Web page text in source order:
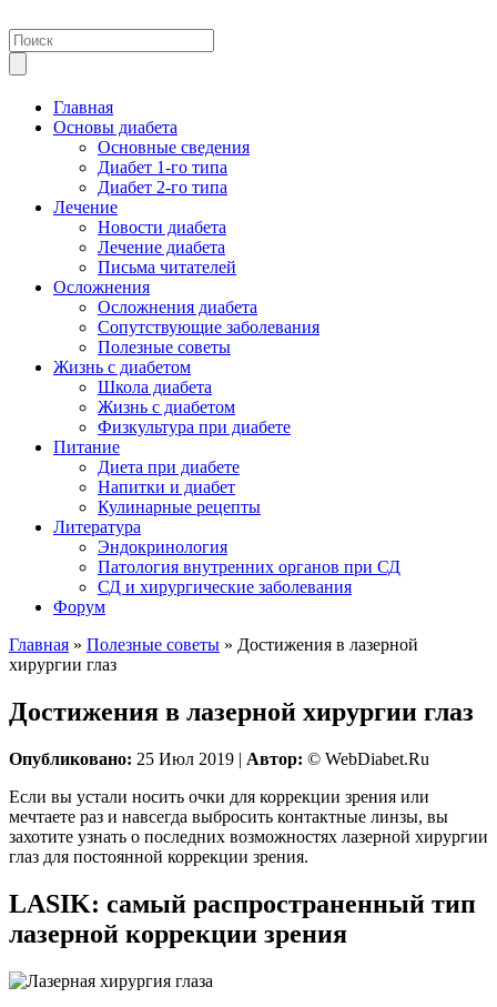
Главная
Основы диабета
Основные сведения
Диабет 1-го типа
Диабет 2-го типа
Лечение
Новости диабета
Лечение диабета
Письма читателей
Осложнения
Осложнения диабета
Сопутствующие заболевания
Полезные советы
Жизнь с диабетом
Школа диабета
Жизнь с диабетом
Физкультура при диабете
Питание
Диета при диабете
Напитки и диабет
Кулинарные рецепты
Литература
Эндокринология
Патология внутренних органов при СД
СД и хирургические заболевания
Форум
Главная » Полезные советы » Достижения в лазерной
хирургии глаз
Достижения в лазерной хирургии глаз
Опубликовано: 25 Июл 2019 | Автор: © WebDiabet.Ru
Если вы устали носить очки для коррекции зрения или
мечтаете раз и навсегда выбросить контактные линзы, вы
захотите узнать о последних возможностях лазерной хирургии
глаз для постоянной коррекции зрения.
LASIK: самый распространенный тип
лазерной коррекции зрения